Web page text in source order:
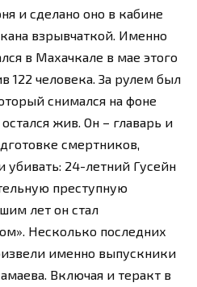
и сделано оно в кабине
взрывчаткой. Именно
в Махачкале в мае этого
122 человека. За рулем был
снимался на фоне
жив. Он – главарь и
смертников,
убивать: 24-летний Гусейн
преступную
лет он стал
Несколько последних
именно выпускники
Включая и теракт в